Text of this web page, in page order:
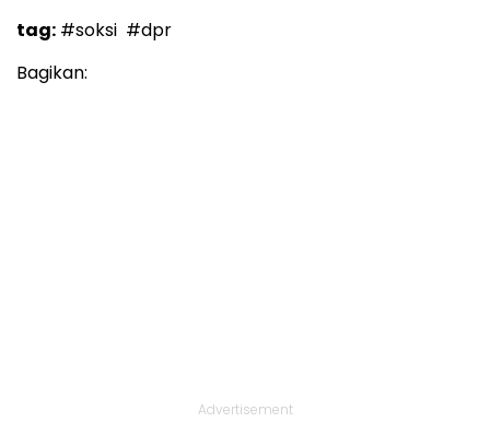
tag: #soksi #dpr
Bagikan:
Advertisement